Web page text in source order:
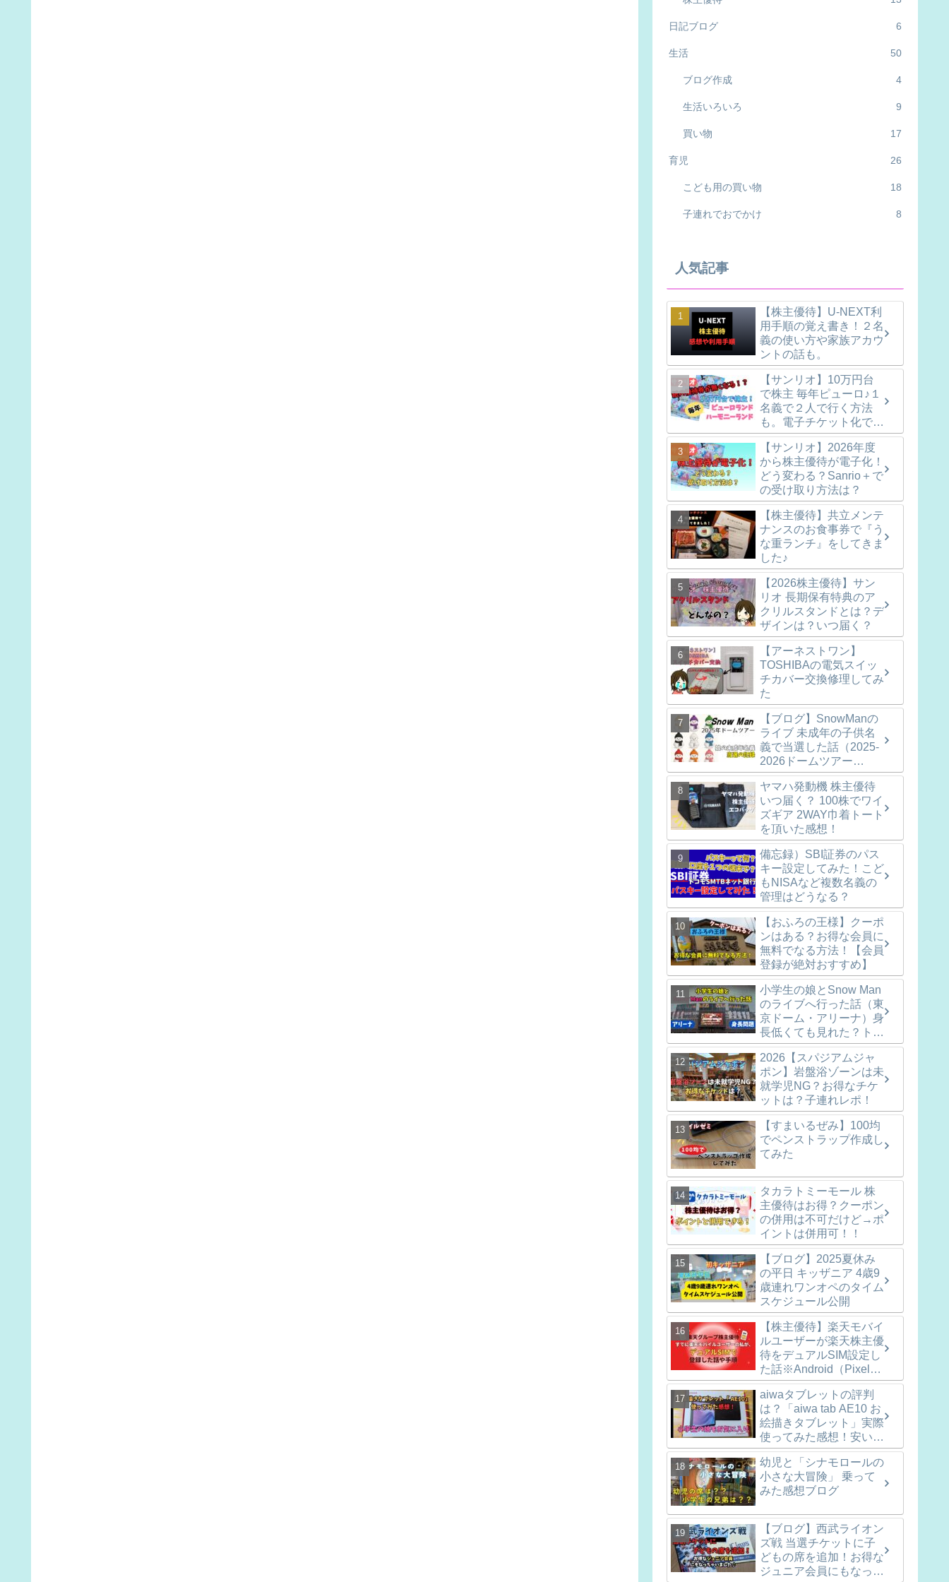
日記ブログ 6
生活 50
ブログ作成 4
生活いろいろ 9
買い物 17
育児 26
こども用の買い物 18
子連れでおでかけ 8
人気記事
【株主優待】U-NEXT利
用手順の覚え書き！２名
義の使い方や家族アカウ
ントの話も。
【サンリオ】10万円台
で株主 毎年ピューロ♪１
名義で２人で行く方法
も。電子チケット化で紙
の優待券は無くなりま
す！
【サンリオ】2026年度
から株主優待が電子化！
どう変わる？Sanrio＋で
の受け取り方法は？
【株主優待】共立メンテ
ナンスのお食事券で『う
な重ランチ』をしてきま
した♪
【2026株主優待】サン
リオ 長期保有特典のア
クリルスタンドとは？デ
ザインは？いつ届く？
【アーネストワン】
TOSHIBAの電気スイッ
チカバー交換修理してみ
た
【ブログ】SnowManの
ライブ 未成年の子供名
義で当選した話（2025-
2026ドームツアー
ON)※参戦準備など随時
更新中
ヤマハ発動機 株主優待
いつ届く？ 100株でワイ
ズギア 2WAY巾着トート
を頂いた感想！
備忘録）SBI証券のパス
キー設定してみた！こど
もNISAなど複数名義の
管理はどうなる？
【おふろの王様】クーポ
ンはある？お得な会員に
無料でなる方法！【会員
登録が絶対おすすめ】
小学生の娘とSnow Man
のライブへ行った話（東
京ドーム・アリーナ）身
長低くても見れた？トイ
レ問題は？
2026【スパジアムジャ
ポン】岩盤浴ゾーンは未
就学児NG？お得なチケ
ットは？子連れレポ！
【すまいるぜみ】100均
でペンストラップ作成し
てみた
タカラトミーモール 株
主優待はお得？クーポン
の併用は不可だけど→ポ
イントは併用可！！
【ブログ】2025夏休み
の平日 キッザニア 4歳9
歳連れワンオペのタイム
スケジュール公開
【株主優待】楽天モバイ
ルユーザーが楽天株主優
待をデュアルSIM設定し
た話※Android（Pixel8
での手順も記録）
aiwaタブレットの評判
は？「aiwa tab AE10 お
絵描きタブレット」実際
使ってみた感想！安いし
使い勝手十分！
幼児と「シナモロールの
小さな大冒険」 乗って
みた感想ブログ
【ブログ】西武ライオン
ズ戦 当選チケットに子
どもの席を追加！お得な
ジュニア会員にもなっち